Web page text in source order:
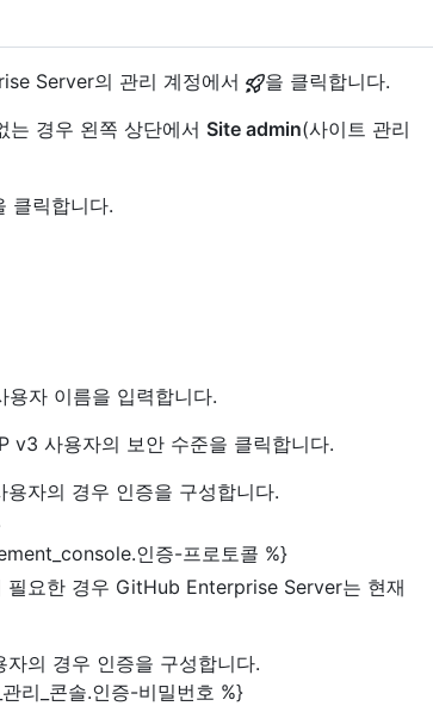
Server의 관리 계정에서
을 클릭합니다.
는 경우 왼쪽 상단에서 Site admin(사이트 관리
클릭합니다.
용자 이름을 입력합니다.
v3 사용자의 보안 수준을 클릭합니다.
자의 경우 인증을 구성합니다.
인증-프로토콜 %}
필요한 경우 GitHub Enterprise Server는 현재
의 경우 인증을 구성합니다.
리_콘솔.인증-비밀번호 %}